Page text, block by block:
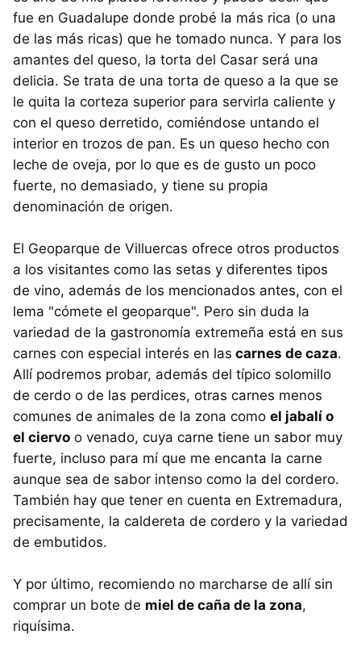
fue en Guadalupe donde probé la más rica (o una
de las más ricas) que he tomado nunca. Y para los
amantes del queso, la torta del Casar será una
delicia. Se trata de una torta de queso a la que se
le quita la corteza superior para servirla caliente y
con el queso derretido, comiéndose untando el
interior en trozos de pan. Es un queso hecho con
leche de oveja, por lo que es de gusto un poco
fuerte, no demasiado, y tiene su propia
denominación de origen.
El Geoparque de Villuercas ofrece otros productos
a los visitantes como las setas y diferentes tipos
de vino, además de los mencionados antes, con el
lema "cómete el geoparque". Pero sin duda la
variedad de la gastronomía extremeña está en sus
carnes con especial interés en las carnes de caza.
Allí podremos probar, además del típico solomillo
de cerdo o de las perdices, otras carnes menos
comunes de animales de la zona como el jabalí o
el ciervo o venado, cuya carne tiene un sabor muy
fuerte, incluso para mí que me encanta la carne
aunque sea de sabor intenso como la del cordero.
También hay que tener en cuenta en Extremadura,
precisamente, la caldereta de cordero y la variedad
de embutidos.
Y por último, recomiendo no marcharse de allí sin
comprar un bote de miel de caña de la zona,
riquísima.